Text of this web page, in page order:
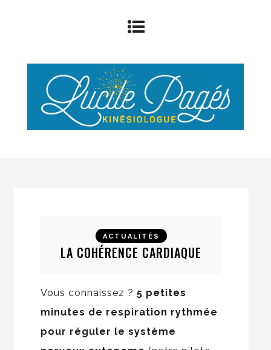
ACTUALITÉS
LA COHÉRENCE CARDIAQUE
Vous connaissez ?5 petites
minutes de respiration rythmée
pour réguler le système